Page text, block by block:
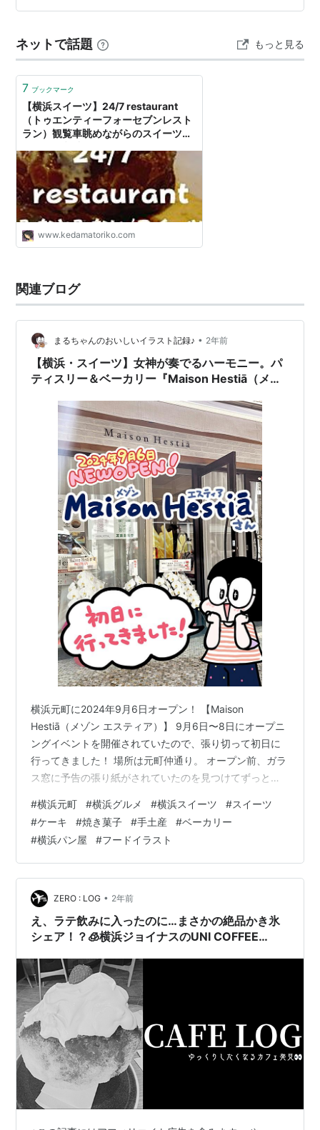
ぶのは、クッキーモンスターが食…
ネットで話題 もっと見る
7 ブックマーク
【横浜スイーツ】24/7 restaurant
（トゥエンティーフォーセブンレスト
ラン）観覧車眺めながらのスイーツタ
www.kedamatoriko.com
関連ブログ
まるちゃんのおいしいイラスト記録♪ • 2年前
【横浜・スイーツ】女神が奏でるハーモニー。パ
ティスリー＆ベーカリー『Maison Hestiā（メゾ
横浜元町に2024年9月6日オープン！ 【Maison
Hestiā（メゾン エスティア）】 9月6日〜8日にオープニ
ングイベントを開催されていたので、張り切って初日に
行ってきました！ 場所は元町仲通り。 オープン前、ガラ
ス窓に予告の張り紙がされていたのを見つけてずっと楽
各日異なる限定スイーツが販売されるとのことで、6日に
販売される商品を狙って来店。 美しい胡蝶蘭と一緒に店
頭に並びました。 開店前から大行列！ 長年培ってきた技
術をもってついにご自身のお店をもたれたオーナーパテ
ィシエさん。 高まる期待に、待つお客さんもはやる気持
ちを隠せません。…
#横浜元町 #横浜グルメ #横浜スイーツ #スイーツ
#ケーキ #焼き菓子 #手土産 #ベーカリー
#横浜パン屋 #フードイラスト
ZERO : LOG • 2年前
え、ラテ飲みに入ったのに…まさかの絶品かき氷
シェア！？🧊横浜ジョイナスのUNI COFFEE